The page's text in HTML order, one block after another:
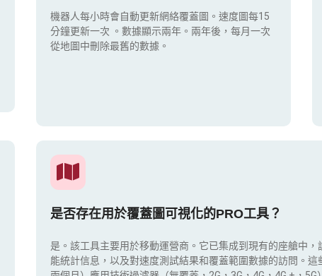
機器人每小時會自動更新網絡覆蓋圖。速度圖每15
分鐘更新一次 。數據顯示兩年。兩年後，每月一次
從地圖中刪除最舊的數據。
是否存在用於覆蓋圖可視化的PRO工具？
是。該工具主要用於移動運營商。它已集成到現有的座艙中
能統計信息，以及對速度測試結果和覆蓋範圍數據的訪問。